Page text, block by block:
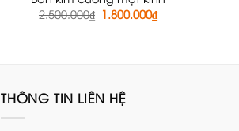
2.500.000₫ Giá
gốc
1.800.000₫Giá
hiện
THÔNG TIN LIÊN HỆ